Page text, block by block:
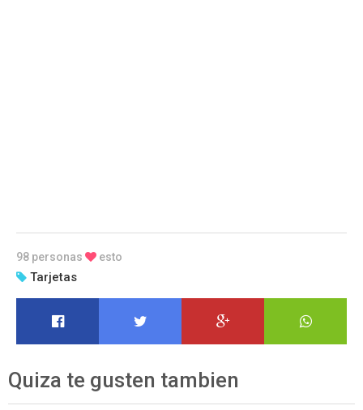
98 personas esto
Tarjetas
Quiza te gusten tambien